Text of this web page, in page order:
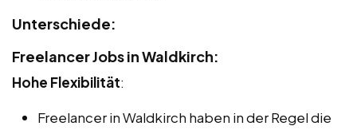
Unterschiede:
Freelancer Jobs in Waldkirch:
Hohe Flexibilität:
Freelancer in Waldkirch haben in der Regel die